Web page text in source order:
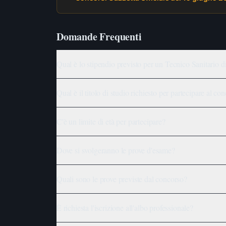
Domande Frequenti